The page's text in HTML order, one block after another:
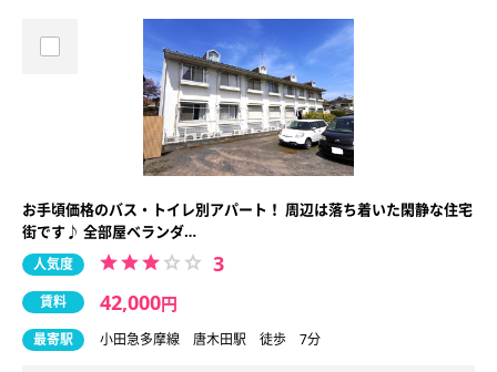
お手頃価格のバス・トイレ別アパート！ 周辺は落ち着いた閑静な住宅
街です♪ 全部屋ベランダ…
人気度 3
賃料 42,000円
最寄駅 小田急多摩線 唐木田駅 徒歩 7分